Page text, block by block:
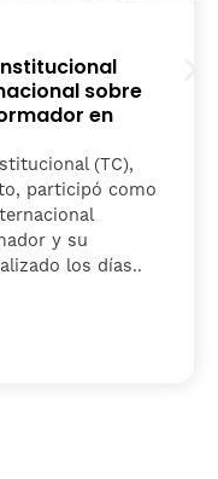
sobre
en
(TC),
participó como
y su
los días..